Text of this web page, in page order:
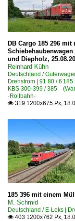
DB Cargo 185 296
und Diepholz,
Reinhard Kühn
Deutschland /
Drehstrom | 91 80 / 6
KBS 300-399 / 385
·Rollbahn·
 319 1200x675 Px,
185 396 mit einem
M. Schmid
Deutschland / E-Loks |
 403 1200x762 Px,